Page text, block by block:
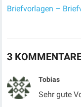
Briefvorlagen –
3
Tobias
Sehr gute